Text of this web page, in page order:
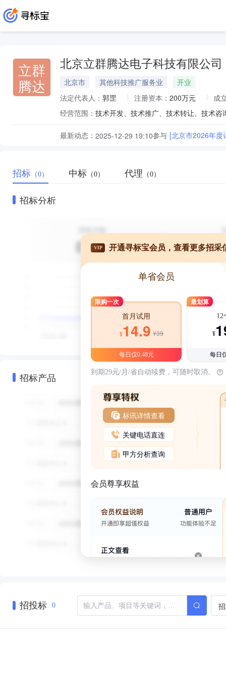
立群
腾达
北京立群腾达电子科技有限公司
北京市 其他科技推广服务业
开业
法定代表人： 郭罡 注册资本： 200万元
成
经营范围：
最新动态： 2025-12-29 19:10参与 [北京市2026年度
招标 （0） 中标 （0） 代理 （0）
招标分析
招标产品
VIP 开通寻标宝会员，查看更多招采
单省会员
限购一次
首月试用
¥14.9 ¥39
每日仅0.48元
最划算
12
¥
每日
到期29元/月/省自动续费，可随时取消。
标讯详情查看
关键电话直连
甲方分析查询
会员尊享权益
招投标 0